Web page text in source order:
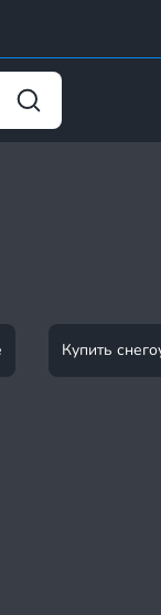
Купить